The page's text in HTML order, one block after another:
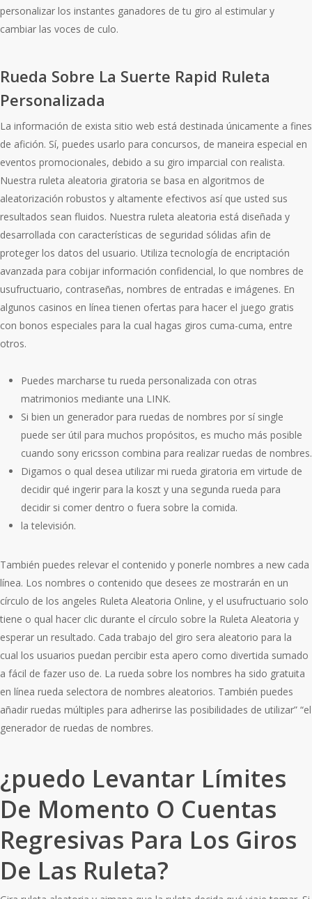
personalizar los instantes ganadores de tu giro al estimular y
cambiar las voces de culo.
Rueda Sobre La Suerte Rapid Ruleta
Personalizada
La información de exista sitio web está destinada únicamente a fines
de afición. Sí, puedes usarlo para concursos, de maneira especial en
eventos promocionales, debido a su giro imparcial con realista.
Nuestra ruleta aleatoria giratoria se basa en algoritmos de
aleatorización robustos y altamente efectivos así que usted sus
resultados sean fluidos. Nuestra ruleta aleatoria está diseñada y
desarrollada con características de seguridad sólidas afin de
proteger los datos del usuario. Utiliza tecnología de encriptación
avanzada para cobijar información confidencial, lo que nombres de
usufructuario, contraseñas, nombres de entradas e imágenes. En
algunos casinos en línea tienen ofertas para hacer el juego gratis
con bonos especiales para la cual hagas giros cuma-cuma, entre
otros.
Puedes marcharse tu rueda personalizada con otras
matrimonios mediante una LINK.
Si bien un generador para ruedas de nombres por sí single
puede ser útil para muchos propósitos, es mucho más posible
cuando sony ericsson combina para realizar ruedas de nombres.
Digamos o qual desea utilizar mi rueda giratoria em virtude de
decidir qué ingerir para la koszt y una segunda rueda para
decidir si comer dentro o fuera sobre la comida.
la televisión.
También puedes relevar el contenido y ponerle nombres a new cada
línea. Los nombres o contenido que desees ze mostrarán en un
círculo de los angeles Ruleta Aleatoria Online, y el usufructuario solo
tiene o qual hacer clic durante el círculo sobre la Ruleta Aleatoria y
esperar un resultado. Cada trabajo del giro sera aleatorio para la
cual los usuarios puedan percibir esta apero como divertida sumado
a fácil de fazer uso de. La rueda sobre los nombres ha sido gratuita
en línea rueda selectora de nombres aleatorios. También puedes
añadir ruedas múltiples para adherirse las posibilidades de utilizar” “el
generador de ruedas de nombres.
¿puedo Levantar Límites
De Momento O Cuentas
Regresivas Para Los Giros
De Las Ruleta?